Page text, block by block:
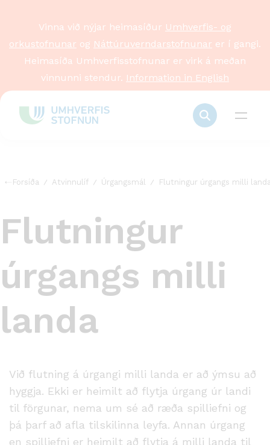
Vinna við nýjar heimasíður Umhverfis- og
orkustofnunar og Náttúruverndarstofnunar er í gangi.
Heimasíða Umhverfisstofnunar er virk á meðan
vinnunni stendur. Information in English
Forsíða Atvinnulíf Úrgangsmál Flutningur úrgangs milli
Flutningur
úrgangs milli
landa
Við flutning á úrgangi milli landa er að ýmsu að
hyggja. Ekki er heimilt að flytja úrgang úr landi
til förgunar, nema um sé að ræða spilliefni og
þá þarf að afla tilskilinna leyfa. Annan úrgang
en spilliefni er heimilt að flytja á milli landa til